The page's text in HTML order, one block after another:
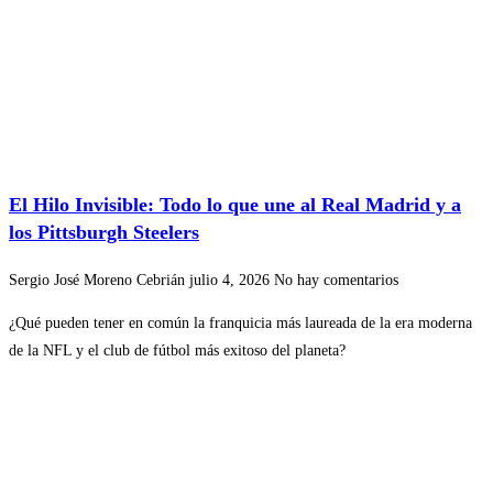
El Hilo Invisible: Todo lo que une al Real Madrid y a
los Pittsburgh Steelers
Sergio José Moreno Cebrián julio 4, 2026 No hay comentarios
¿Qué pueden tener en común la franquicia más laureada de la era moderna
de la NFL y el club de fútbol más exitoso del planeta?